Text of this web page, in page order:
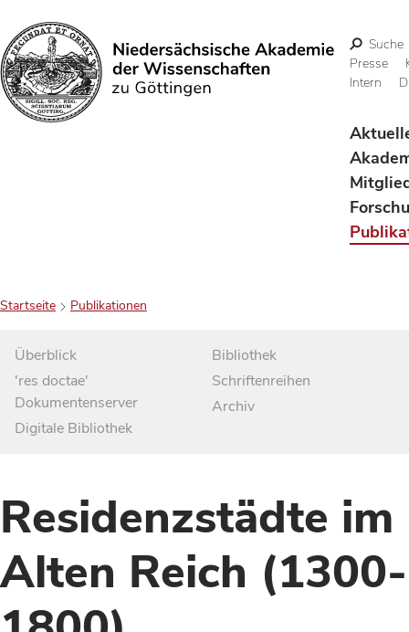
Suchen
Suche
Presse
Intern
Startseite Publikationen
Überblick
'res doctae'
Dokumentenserver
Digitale Bibliothek
Bibliothek
Schriftenreihen
Archiv
Residenzstädte im
Alten Reich (1300-